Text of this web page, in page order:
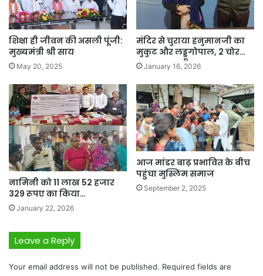
शिक्षा ही जीवन की असली पूंजी:
मुख्यमंत्री श्री साय
May 20, 2025
मंदिर से चुराया हनुमानजी का
मुकुट और लड्डूगोपाल, 2 चोर…
January 16, 2026
नामिनी को 11 लाख 52 हजार
329 रूपए का किया…
January 22, 2026
आज मांडर बाढ़ प्रभावित के बीच
पहुंचा मुस्लिम समाज
September 2, 2025
Leave a Reply
Your email address will not be published. Required fields are